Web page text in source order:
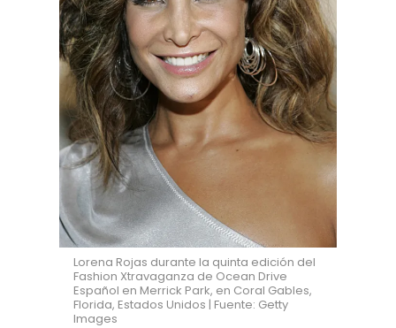
Lorena Rojas durante la quinta edición del
Fashion Xtravaganza de Ocean Drive
Español en Merrick Park, en Coral Gables,
Florida, Estados Unidos | Fuente: Getty
Images